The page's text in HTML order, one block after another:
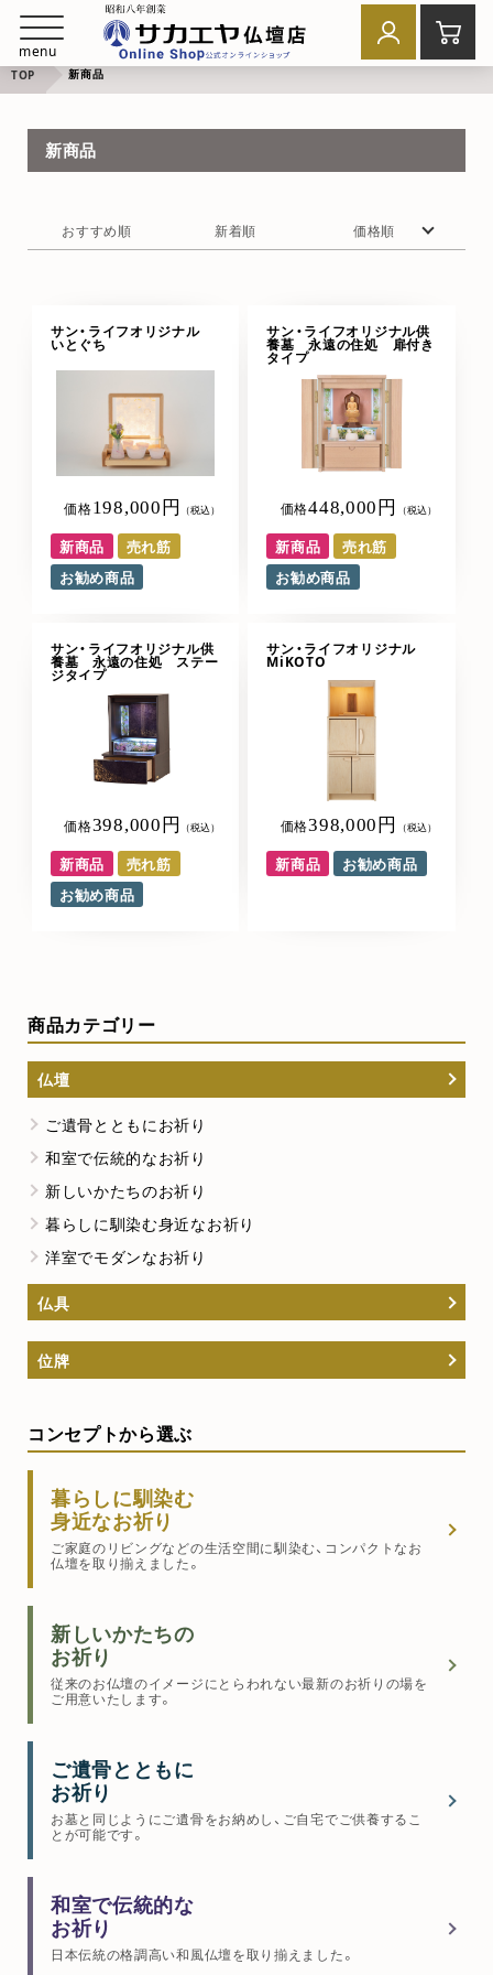
menu
TOP 新商品
商品カテゴリー
仏壇
ご遺骨とともにお祈り
和室で伝統的なお祈り
新しいかたちのお祈り
暮らしに馴染む身近なお祈り
洋室でモダンなお祈り
仏具
位牌
コンセプトから選ぶ
暮らしに馴染む
身近なお祈り
ご家庭のリビングなどの生活空間に馴染む、コンパクトなお
仏壇を取り揃えました。
新しいかたちの
お祈り
従来のお仏壇のイメージにとらわれない最新のお祈りの場を
ご用意いたします。
ご遺骨とともに
お祈り
お墓と同じようにご遺骨をお納めし、ご自宅でご供養するこ
とが可能です。
和室で伝統的な
お祈り
日本伝統の格調高い和風仏壇を取り揃えました。
新商品
おすすめ順 新着順 価格順
サン・ライフオリジナル
いとぐち
価格198,000円 （税込）
新商品
売れ筋
お勧め商品
サン・ライフオリジナル供
養墓 永遠の住処 扉付き
タイプ
価格448,000円 （税込）
新商品
売れ筋
お勧め商品
サン・ライフオリジナル供
養墓 永遠の住処 ステー
ジタイプ
価格398,000円 （税込）
新商品
売れ筋
お勧め商品
サン・ライフオリジナル
MiKOTO
価格398,000円 （税込）
新商品 お勧め商品